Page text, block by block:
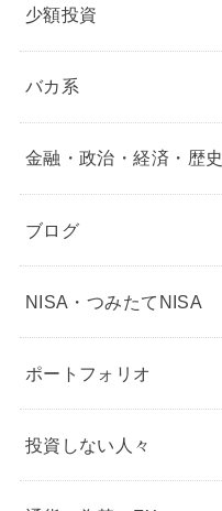
少額投資
バカ系
金融・政治・経済・歴史
ブログ
NISA・つみたてNISA
ポートフォリオ
投資しない人々